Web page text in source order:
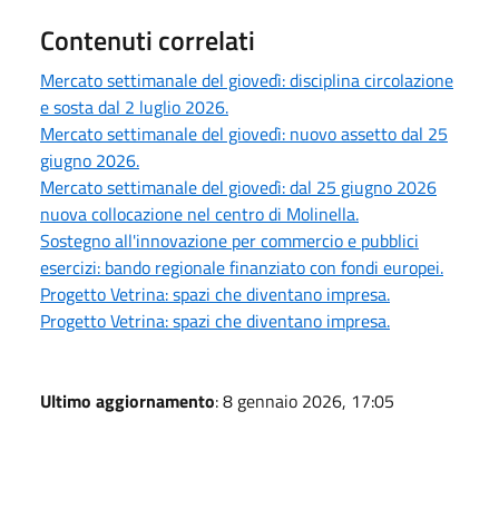
Contenuti correlati
Mercato settimanale del giovedì: disciplina circolazione
e sosta dal 2 luglio 2026.
Mercato settimanale del giovedì: nuovo assetto dal 25
giugno 2026.
Mercato settimanale del giovedì: dal 25 giugno 2026
nuova collocazione nel centro di Molinella.
Sostegno all'innovazione per commercio e pubblici
esercizi: bando regionale finanziato con fondi europei.
Progetto Vetrina: spazi che diventano impresa.
Progetto Vetrina: spazi che diventano impresa.
Ultimo aggiornamento: 8 gennaio 2026, 17:05